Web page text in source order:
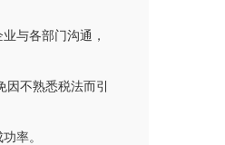
与各部门沟通，
不熟悉税法而引
率。